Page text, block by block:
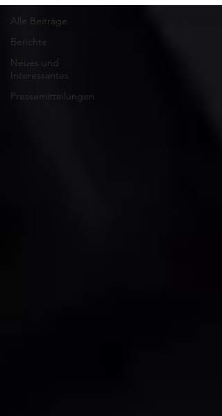
Alle Beiträge
Berichte
Neues und
Interessantes
Pressemitteilungen